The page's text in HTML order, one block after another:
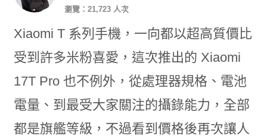
瀏覽：21,723 人次
Xiaomi T 系列手機，一向都以超高質價比
受到許多米粉喜愛，這次推出的 Xiaomi
17T Pro 也不例外，從處理器規格、電池
電量、到最受大家關注的攝錄能力，全部
都是旗艦等級，不過看到價格後再次讓人